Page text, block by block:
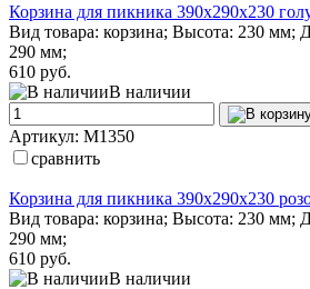
Корзина для пикника 390х290х230
Вид товара: корзина; Высота: 230
290 мм;
610 руб.
В наличии
Артикул: М1350
сравнить
Корзина для пикника 390х290х230
Вид товара: корзина; Высота: 230
290 мм;
610 руб.
В наличии